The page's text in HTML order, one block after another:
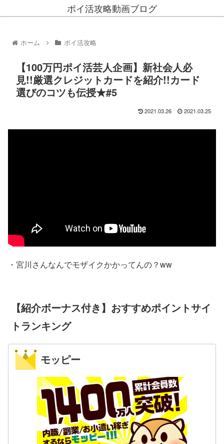
ポイ活攻略動画ブログ
ホーム ポイ活攻略
【100万円ポイ活芸人企画】新社会人必
見!!厳選クレジットカードを紹介!!カード
選びのコツも伝授★#5
2021.03.26 2021.03.25
・宮川さんなんでモザイクかかってんの？ww
【紹介ボーナス付き】おすすめポイントサイ
トランキング
モッピー